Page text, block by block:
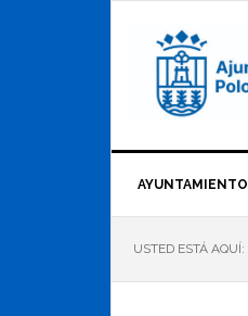
AYUNTAMIENTO
USTED ESTÁ AQUÍ: